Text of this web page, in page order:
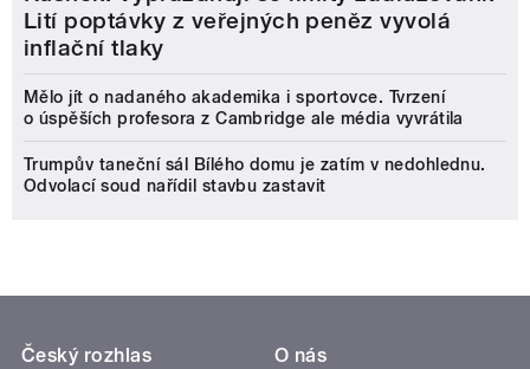
Lití poptávky z veřejných peněz vyvolá
inflační tlaky
Mělo jít o nadaného akademika i sportovce. Tvrzení
o úspěších profesora z Cambridge ale média vyvrátila
Trumpův taneční sál Bílého domu je zatím v nedohlednu.
Odvolací soud nařídil stavbu zastavit
Český rozhlas
O nás